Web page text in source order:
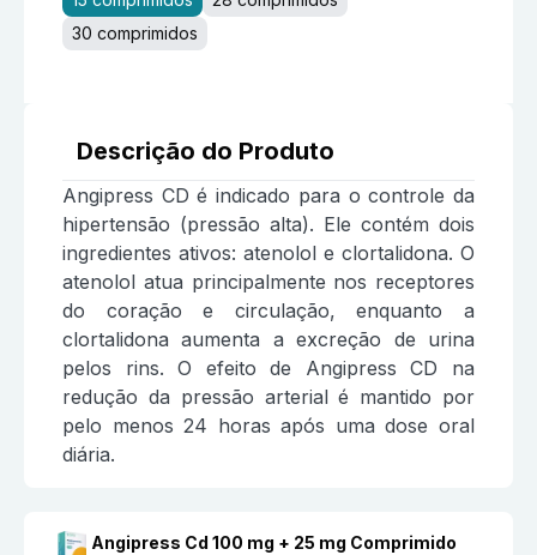
30 comprimidos
Descrição do Produto
Angipress CD é indicado para o controle da
hipertensão (pressão alta). Ele contém dois
ingredientes ativos: atenolol e clortalidona. O
atenolol atua principalmente nos receptores
do coração e circulação, enquanto a
clortalidona aumenta a excreção de urina
pelos rins. O efeito de Angipress CD na
redução da pressão arterial é mantido por
pelo menos 24 horas após uma dose oral
diária.
Angipress Cd 100 mg + 25 mg Comprimido